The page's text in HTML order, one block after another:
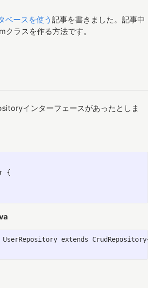
ベースを使う 記事を書きました。記事中
ラスを作る方法です。
インターフェースがあったとしま
{
extends